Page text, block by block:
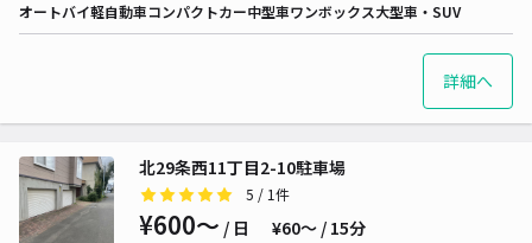
オートバイ軽自動車コンパクトカー中型車ワンボックス大型車・SUV
詳細へ
北29条西11丁目2-10駐車場
5 / 1件
¥600〜 / 日 ¥60〜 / 15分